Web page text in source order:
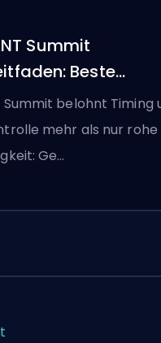
Summit
Beste
Callouts und
Summit belohnt Timing
mehr als nur rohe
Ge…